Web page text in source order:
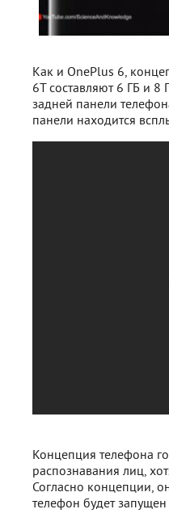
Как и OnePlus 6,
6T составляют 6 ГБ и
задней панели
панели находится
Концепция телефона
распознавания лиц,
Согласно концепции,
телефон будет